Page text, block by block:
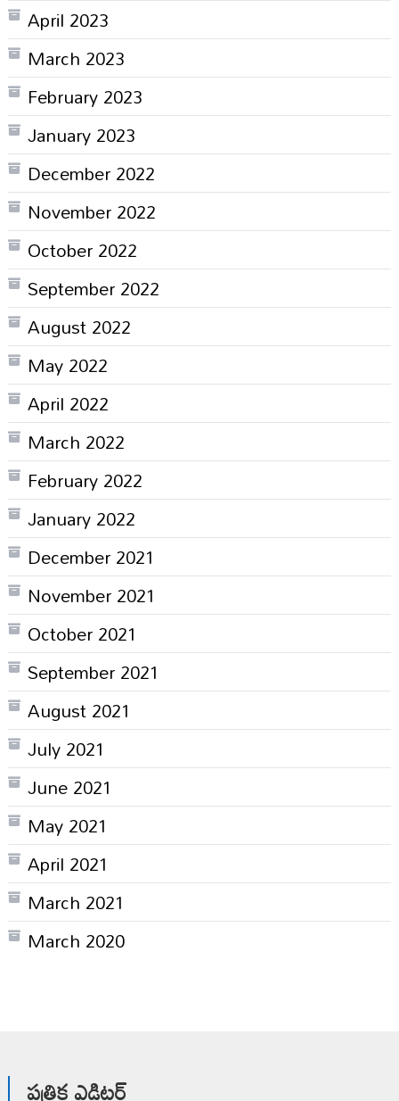
April 2023
March 2023
February 2023
January 2023
December 2022
November 2022
October 2022
September 2022
August 2022
May 2022
April 2022
March 2022
February 2022
January 2022
December 2021
November 2021
October 2021
September 2021
August 2021
July 2021
June 2021
May 2021
April 2021
March 2021
March 2020
పత్రిక ఎడిటర్